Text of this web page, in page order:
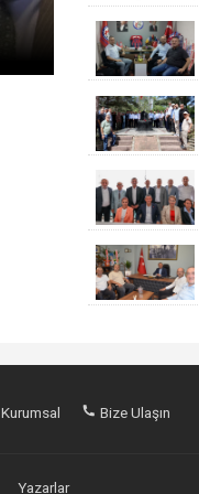
Kurumsal Bize Ulaşın
Yazarlar